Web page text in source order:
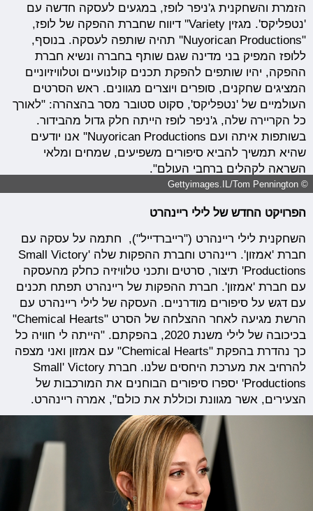
הזמרת והשחקנית ג'ניפר לופז, במגעים לעסקה חדשה עם
'נטפליקס'. מגזין Variety'' דיווח שחברת ההפקה של לופז,
"Nuyorican Productions'' תהיה שותפה לעסקה. בנוסף,
ללופז המפיק בני מדינה שגם שותף בחברה ונשיא חברת
ההפקה, יהיו שותפים להפקת תכנים קולנועיים וטלוויזיוניים
המציגים שחקנים, סופרים ויוצרים מגוונים. ראש הסרטים
העולמיים של 'נטפליקס', סקוט סטובר מסר בהצהרה: "לאורך
כל הקריירה שלה, ג'ניפר לופז הייתה חלק גדול מהבידור.
בשותפות איתה ועם Nuyorican Productions'' אנו יודעים
שהיא תמשיך להביא סיפורים משפיעים, שמחים ומלאי
השראה לקהלים ברחבי העולם".
© Gettyimages.IL/Tom Pennington
הפרויקט החדש של לילי ריינהרט
השחקנית לילי ריינהרט ("רייברדייל"), חתמה על עסקה עם
חברת 'אמזון'. ריינהרט וחברת ההפקות שלה 'Small Victory
Productions' תיצור, סרטים ותכני טלוויזיה כחלק מהעסקה
עם חברת 'אמזון'. חברת ההפקות של ריינהרט תפתח תכנים
עם דגש על סיפורים מודרניים. העסקה של לילי ריינהרט עם
הרשת מגיעה לאחר ההצלחה של הסרט "Chemical Hearts"
בכיכובה של לילי משנת 2020, בהפקתם. "הייתה לי חוויה כל
כך נהדרת בהפקת "Chemical Hearts" עם אמזון ואני מצפה
להרחיב את מערכת היחסים שלנו. חברת Small' Victory
Productions' יספרו סיפורים הבוחנים את המורכבות של
הצעירים, אשר מגוונת וכוללת את כולם", אמרה ריינהרט.